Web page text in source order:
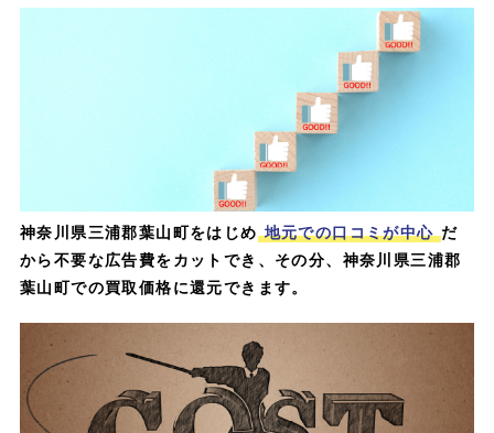
神奈川県三浦郡葉山町をはじめ 地元での口コミが中心 だ
から不要な広告費をカットでき、その分、神奈川県三浦郡
葉山町での買取価格に還元できます。